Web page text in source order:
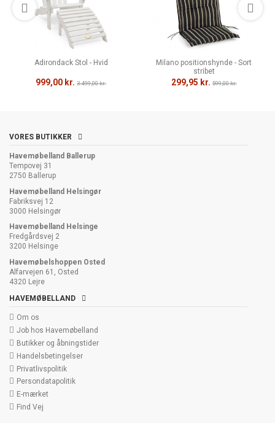
Adirondack Stol - Hvid
999,00 kr. 3.499,00 kr.
Milano positionshynde - Sort
stribet
299,95 kr. 599,00 kr.
VORES BUTIKKER
Havemøbelland Ballerup
Tempovej 31
2750 Ballerup
Havemøbelland Helsingør
Fabriksvej 12
3000 Helsingør
Havemøbelland Helsinge
Fredgårdsvej 2
3200 Helsinge
Havemøbelshoppen Osted
Alfarvejen 61, Osted
4320 Lejre
HAVEMØBELLAND
Om os
Job hos Havemøbelland
Butikker og åbningstider
Handelsbetingelser
Privatlivspolitik
Persondatapolitik
E-mærket
Find Vej